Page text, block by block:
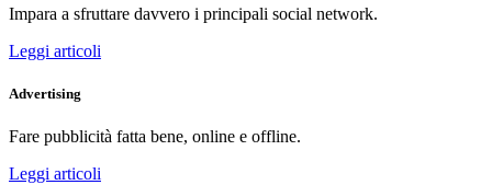
Impara a sfruttare davvero i principali social network.
Leggi articoli
Advertising
Fare pubblicità fatta bene, online e offline.
Leggi articoli